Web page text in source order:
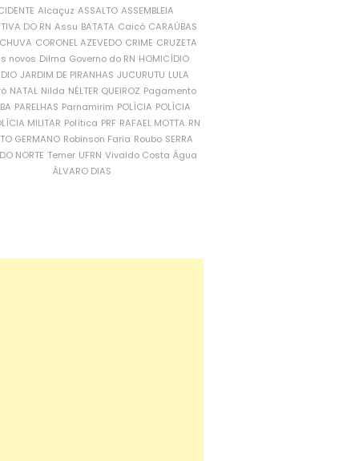
Alcaçuz ASSALTO ASSEMBLEIA
DO RN Assu BATATA Caicó CARAÚBAS
CORONEL AZEVEDO CRIME CRUZETA
novos Dilma Governo do RN HOMICÍDIO
JARDIM DE PIRANHAS JUCURUTU LULA
NATAL Nilda NÉLTER QUEIROZ Pagamento
PARELHAS Parnamirim POLÍCIA POLÍCIA
MILITAR Política PRF RAFAEL MOTTA RN
GERMANO Robinson Faria Roubo SERRA
NORTE Temer UFRN Vivaldo Costa Água
ÁLVARO DIAS